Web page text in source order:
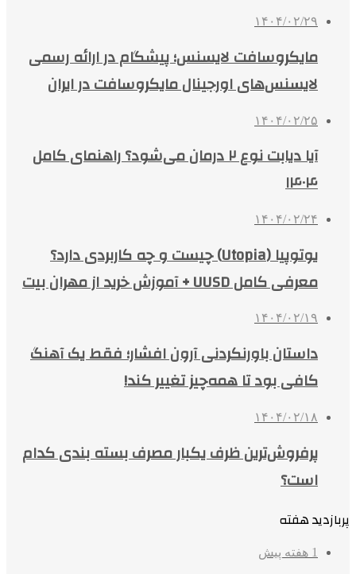
۱۴۰۴/۰۲/۲۹
مایکروسافت لایسنس؛ پیشگام در ارائه رسمی
لایسنس‌های اورجینال مایکروسافت در ایران
۱۴۰۴/۰۲/۲۵
آیا دیابت نوع ۲ درمان می‌شود؟ راهنمای کامل
۱۴۰۴
۱۴۰۴/۰۲/۲۴
یوتوپیا (Utopia) چیست و چه کاربردی دارد؟
معرفی کامل UUSD + آموزش خرید از مهران بیت
۱۴۰۴/۰۲/۱۹
داستان باورنکردنی آرون افشار؛ فقط یک آهنگ
کافی بود تا همه‌چیز تغییر کند!
۱۴۰۴/۰۲/۱۸
پرفروش‌ترین ظرف یکبار مصرف بسته بندی کدام
است؟
پربازدید هفته
1 هفته پیش